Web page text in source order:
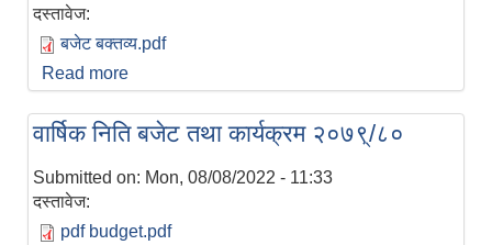
दस्तावेज:
बजेट बक्तव्य.pdf
Read more
वार्षिक निति बजेट तथा कार्यक्रम २०७९्/८०
Submitted on: Mon, 08/08/2022 - 11:33
दस्तावेज:
pdf budget.pdf